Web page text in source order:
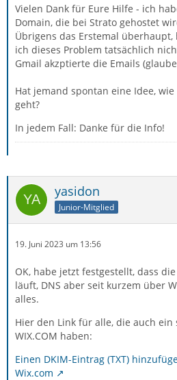
Vielen Dank für Eure Hilfe - ich
Domain, die bei Strato gehostet
Übrigens das Erstemal überhaupt,
ich dieses Problem tatsächlich
Gmail akzptierte die Emails
Hat jemand spontan eine Idee,
geht?
In jedem Fall: Danke für die Info!
yasidon
Junior-Mitglied
19. Juni 2023 um 13:56
OK, habe jetzt festgestellt, dass
läuft, DNS aber seit kurzem über
alles.
Hier den Link für alle, die auch ein
WIX.COM haben:
Einen DKIM-Eintrag (TXT)
Wix.com